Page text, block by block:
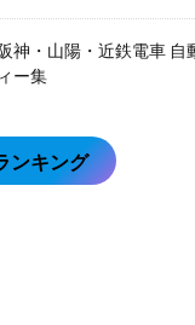
神・山陽・近鉄電車 自
ー集
ンキング